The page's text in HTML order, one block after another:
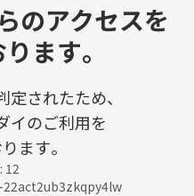
のアクセスを
ます。
されたため、
イのご利用を
ます。
12
22act2ub3zkqpy4lw